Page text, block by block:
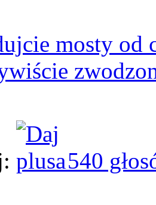
mosty od
540